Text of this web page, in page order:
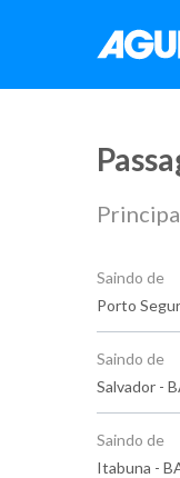
Saindo de
Porto
Saindo de
Salvador -
Saindo de
Itabuna -